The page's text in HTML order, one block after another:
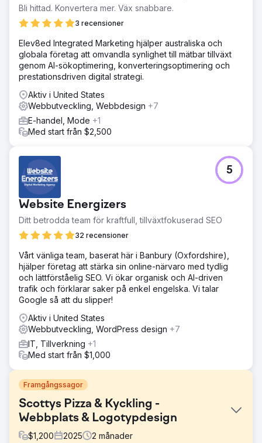
Bli hittad. Konvertera mer. Väx snabbare.
3 recensioner
Elev8ed Integrated Marketing hjälper australiska och
globala företag att omvandla synlighet till mätbar tillväxt
genom AI-sökoptimering, konverteringsoptimering och
prestationsdriven digital strategi.
Aktiv i United States
Webbutveckling, Webbdesign +7
E-handel, Mode +1
Med start från $2,500
Website Energizers
Ditt betrodda team för kraftfull, tillväxtfokuserad SEO
32 recensioner
5
Vårt vänliga team, baserat här i Banbury (Oxfordshire),
hjälper företag att stärka sin online-närvaro med tydlig
och lättförståelig SEO. Vi ökar organisk och AI-driven
trafik och förklarar saker på enkel engelska. Vi talar
Google så att du slipper!
Aktiv i United States
Webbutveckling, WordPress design +7
IT, Tillverkning +1
Med start från $1,000
Framgångssagor
Scottys Pizza & Kyckling -
Webbplats & Logotypdesign
$1,200 2025 2 månader